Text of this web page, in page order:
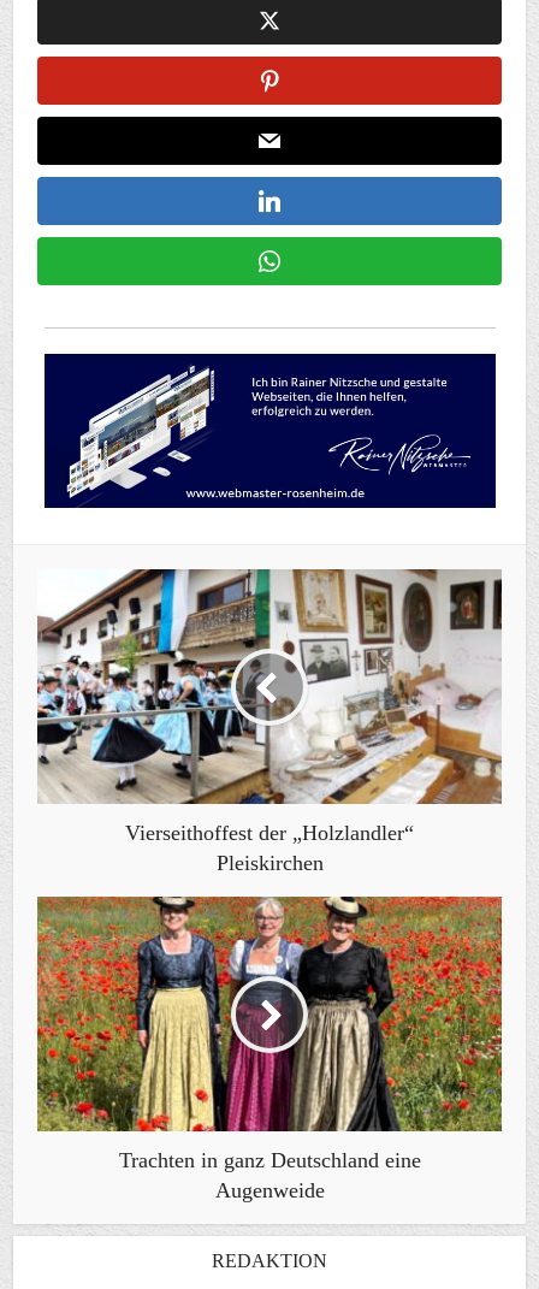
Vierseithoffest der „Holzlandler“
Pleiskirchen
Trachten in ganz Deutschland eine
Augenweide
REDAKTION